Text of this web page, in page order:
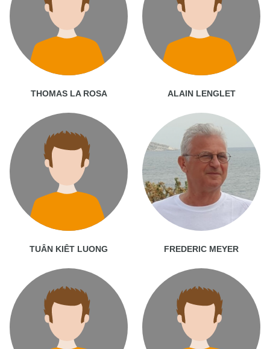
THOMAS LA ROSA ALAIN LENGLET
TUÂN KIÊT LUONG FREDERIC MEYER